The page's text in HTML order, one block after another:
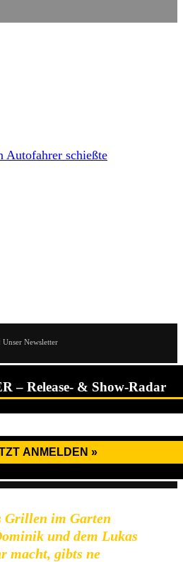
Autofahrer schießte
Newsletter
– Release- & Show-Radar
Grillen im Garten
und dem Lukas
macht, gibts ne